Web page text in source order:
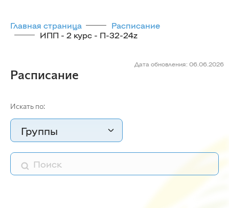
Главная страница
Расписание
ИПП - 2 курс - П-32-24z
Дата обновления: 06.06.2026
Расписание
Искать по:
Группы